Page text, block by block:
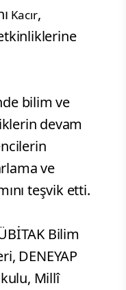
Kacır,
bilim ve
devam
ve
teşvik etti.
Bilim
DENEYAP
Millî